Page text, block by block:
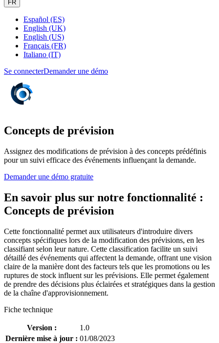
FR
Español (ES)
English (UK)
English (US)
Français (FR)
Italiano (IT)
Se connecterDemander une démo
Concepts de prévision
Assignez des modifications de prévision à des concepts prédéfinis
pour un suivi efficace des événements influençant la demande.
Demander une démo gratuite
En savoir plus sur notre fonctionnalité :
Concepts de prévision
Cette fonctionnalité permet aux utilisateurs d'introduire divers
concepts spécifiques lors de la modification des prévisions, en les
classifiant selon leur nature. Cette classification facilite un suivi
détaillé des événements qui affectent la demande, offrant une vision
claire de la manière dont des facteurs tels que les promotions ou les
ruptures de stock influent sur les prévisions. Elle permet également
de prendre des décisions plus éclairées et stratégiques dans la gestion
de la chaîne d'approvisionnement.
Fiche technique
Version :
1.0
Dernière mise à jour : 01/08/2023